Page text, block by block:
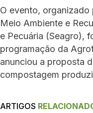
O evento, organizado
Meio Ambiente e
e Pecuária (Seagro),
programação da
anunciou a proposta
compostagem
ARTIGOS